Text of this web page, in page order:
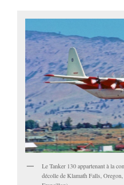
Le Tanker 130 appartenant à la
décolle de Klamath Falls,